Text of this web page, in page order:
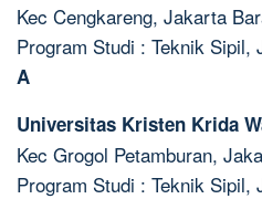
Kec Cengkareng, Jakarta
Program Studi : Teknik
A
Universitas Kristen Krida
Kec Grogol Petamburan,
Program Studi : Teknik